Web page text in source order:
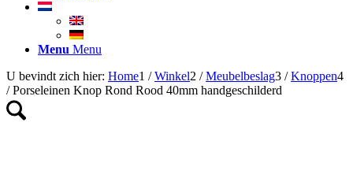
Menu Menu
U bevindt zich hier: Home1 / Winkel2 / Meubelbeslag3 / Knoppen4
/ Porseleinen Knop Rond Rood 40mm handgeschilderd